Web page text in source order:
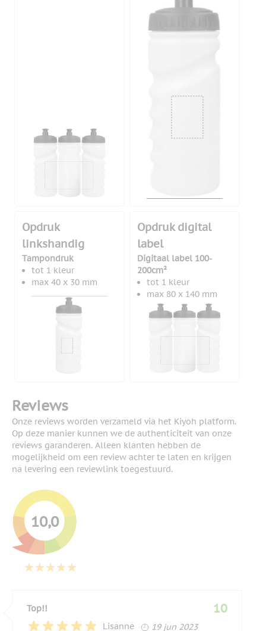
Opdruk
linkshandig
Tampondruk
tot 1 kleur
max 40 x 30 mm
Opdruk digital
label
Digitaal label 100-
200cm²
tot 1 kleur
max 80 x 140 mm
Reviews
Onze reviews worden verzameld via het Kiyoh platform.
Op deze manier kunnen we de authenticiteit van onze
reviews garanderen. Alleen klanten hebben de
mogelijkheid om een review achter te laten en krijgen
na levering een reviewlink toegestuurd.
10,0
Top!!
Lisanne
19 juni 2023
19 jun 2023
10